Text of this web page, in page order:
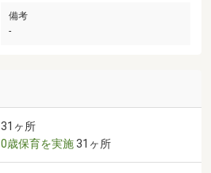
備考
-
31ヶ所
0歳保育を実施31ヶ所